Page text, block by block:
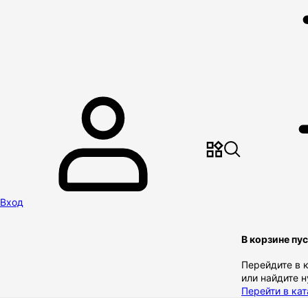
Вход
В корзине
Перейдите в
или найдите
Перейти в